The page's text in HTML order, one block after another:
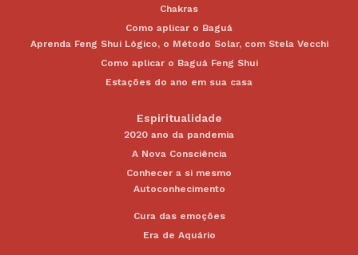
Chakras
Como aplicar o Baguá
Aprenda Feng Shui Lógico, o Método Solar, com Stela Vecchi
Como aplicar o Baguá Feng Shui
Estações do ano em sua casa
Espiritualidade
2020 ano da pandemia
A Nova Consciência
Conhecer a si mesmo
Autoconhecimento
Cura das emoções
Era de Aquário